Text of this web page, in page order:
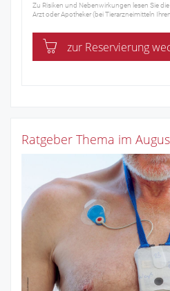
Zu Risiken und Nebenwirkungen lesen Sie
Arzt oder Apotheker (bei Tierarzneimitteln
zur Reservierung
Ratgeber Thema im